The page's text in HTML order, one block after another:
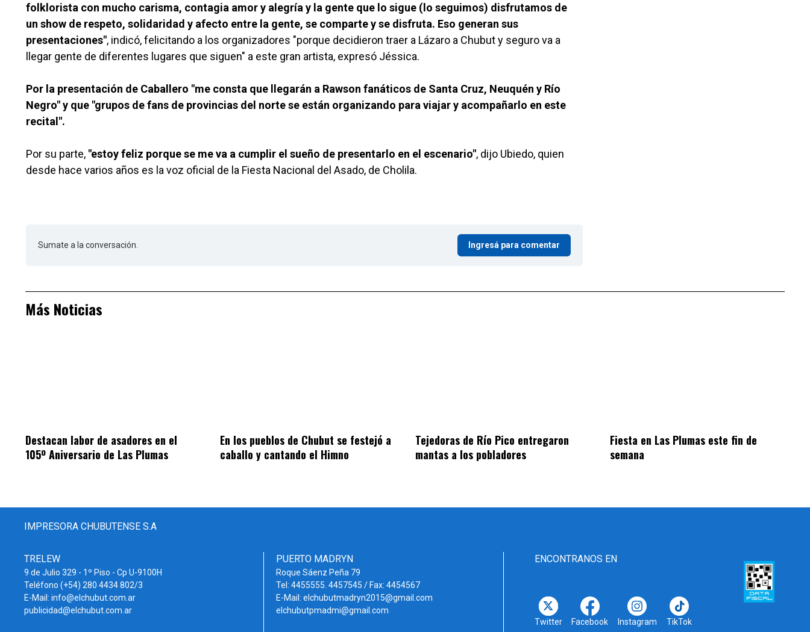
folklorista con mucho carisma, contagia amor y alegría y la gente que lo sigue (lo seguimos) disfrutamos de
un show de respeto, solidaridad y afecto entre la gente, se comparte y se disfruta. Eso generan sus
presentaciones", indicó, felicitando a los organizadores "porque decidieron traer a Lázaro a Chubut y seguro va a
llegar gente de diferentes lugares que siguen" a este gran artista, expresó Jéssica.
Por la presentación de Caballero "me consta que llegarán a Rawson fanáticos de Santa Cruz, Neuquén y Río
Negro" y que "grupos de fans de provincias del norte se están organizando para viajar y acompañarlo en este
recital".
Por su parte, "estoy feliz porque se me va a cumplir el sueño de presentarlo en el escenario", dijo Ubiedo, quien
desde hace varios años es la voz oficial de la Fiesta Nacional del Asado, de Cholila.
Sumate a la conversación. Ingresá para comentar
Más Noticias
Destacan labor de asadores en el
105º Aniversario de Las Plumas
En los pueblos de Chubut se festejó a
caballo y cantando el Himno
Tejedoras de Río Pico entregaron
mantas a los pobladores
Fiesta en Las Plumas este fin de
semana
IMPRESORA CHUBUTENSE S.A
TRELEW
9 de Julio 329 - 1º Piso - Cp U-9100H
Teléfono (+54) 280 4434 802/3
E-Mail: info@elchubut.com.ar
publicidad@elchubut.com.ar
PUERTO MADRYN
Roque Sáenz Peña 79
Tel: 4455555. 4457545 / Fax: 4454567
E-Mail: elchubutmadryn2015@gmail.com
elchubutpmadmi@gmail.com
ENCONTRANOS EN
Twitter Facebook Instagram TikTok